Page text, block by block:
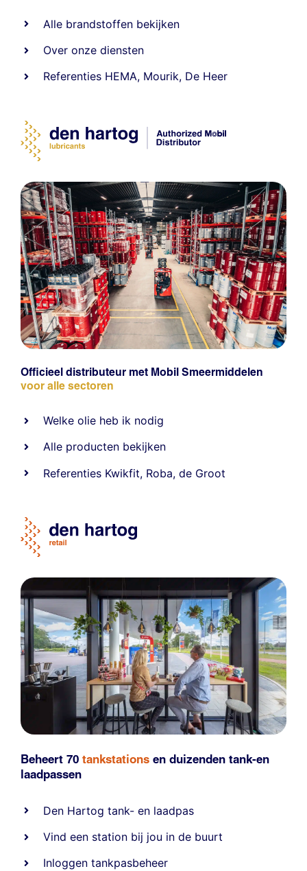
Alle brandstoffen bekijken
Over onze diensten
Referenties HEMA, Mourik, De Heer
Officieel distributeur met Mobil Smeermiddelen
voor alle sectoren
Welke olie heb ik nodig
Alle producten bekijken
Referenties Kwikfit, Roba,de Groot
Beheert 70 tankstations en duizenden tank-en
laadpassen
Den Hartog tank- en laadpas
Vind een station bij jou in de buurt
Inloggen tankpasbeheer